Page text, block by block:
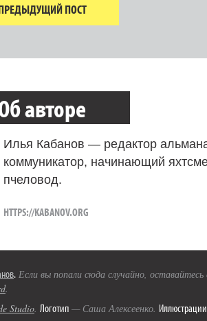
ПОСТ
авторе
Илья Кабанов — редактор
коммуникатор, начинающий
пчеловод.
HTTPS://KABANOV.ORG
. Если вы попали сюда случайно,
.
Studio. Логотип — Саша Алексеенко. Иллюстрации